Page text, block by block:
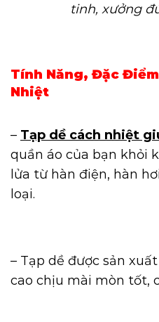
tinh, xưởng
Tính Năng, Đặc
Nhiệt
– Tạp dề cách nhiệt
quần áo của bạn khỏi
lửa từ hàn điện, hàn
loại.
– Tạp dề được sản
cao chịu mài mòn tốt,